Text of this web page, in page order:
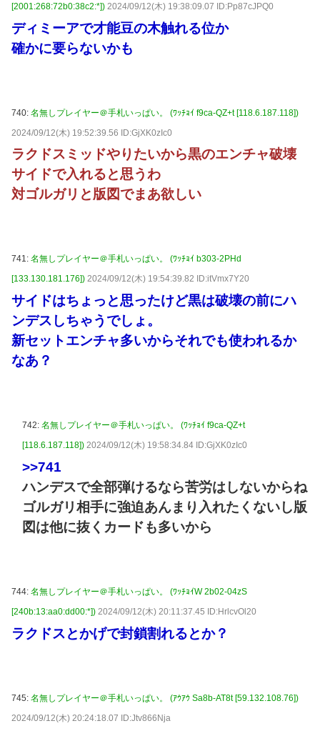
[2001:268:72b0:38c2:*]) 2024/09/12(木) 19:38:09.07 ID:Pp87cJPQ0
ディミーアで才能豆の木触れる位か
確かに要らないかも
740: 名無しプレイヤー＠手札いっぱい。 (ﾜｯﾁｮｲ f9ca-QZ+t [118.6.187.118])
2024/09/12(木) 19:52:39.56 ID:GjXK0zIc0
ラクドスミッドやりたいから黒のエンチャ破壊
サイドで入れると思うわ
対ゴルガリと版図でまあ欲しい
741: 名無しプレイヤー＠手札いっぱい。 (ﾜｯﾁｮｲ b303-2PHd
[133.130.181.176]) 2024/09/12(木) 19:54:39.82 ID:itVmx7Y20
サイドはちょっと思ったけど黒は破壊の前にハ
ンデスしちゃうでしょ。
新セットエンチャ多いからそれでも使われるか
なあ？
742: 名無しプレイヤー＠手札いっぱい。 (ﾜｯﾁｮｲ f9ca-QZ+t
[118.6.187.118]) 2024/09/12(木) 19:58:34.84 ID:GjXK0zIc0
>>741
ハンデスで全部弾けるなら苦労はしないからね
ゴルガリ相手に強迫あんまり入れたくないし版
図は他に抜くカードも多いから
744: 名無しプレイヤー＠手札いっぱい。 (ﾜｯﾁｮｲW 2b02-04zS
[240b:13:aa0:dd00:*]) 2024/09/12(木) 20:11:37.45 ID:HrlcvOl20
ラクドスとかげで封鎖割れるとか？
745: 名無しプレイヤー＠手札いっぱい。 (ｱｳｱｳ Sa8b-AT8t [59.132.108.76])
2024/09/12(木) 20:24:18.07 ID:Jtv866Nja